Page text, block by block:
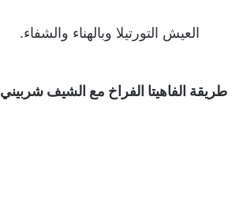
العيش التورتيلا وبالهناء والشفاء.
طريقة الفاهيتا الفراخ مع الشيف شربيني